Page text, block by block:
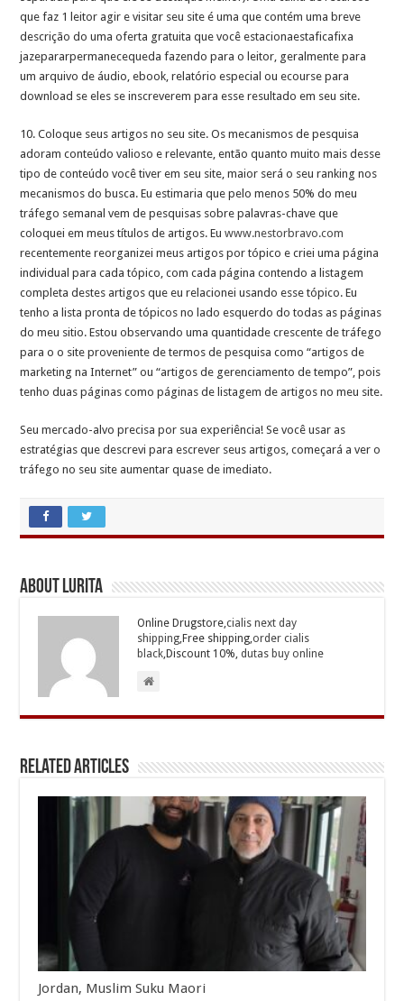
que faz 1 leitor agir e visitar seu site é uma que contém uma breve
descrição do uma oferta gratuita que você estacionaestaficafixa
jazepararpermanecequeda fazendo para o leitor, geralmente para
um arquivo de áudio, ebook, relatório especial ou ecourse para
download se eles se inscreverem para esse resultado em seu site.
10. Coloque seus artigos no seu site. Os mecanismos de pesquisa
adoram conteúdo valioso e relevante, então quanto muito mais desse
tipo de conteúdo você tiver em seu site, maior será o seu ranking nos
mecanismos do busca. Eu estimaria que pelo menos 50% do meu
tráfego semanal vem de pesquisas sobre palavras-chave que
coloquei em meus títulos de artigos. Euwww.nestorbravo.com
recentemente reorganizei meus artigos por tópico e criei uma página
individual para cada tópico, com cada página contendo a listagem
completa destes artigos que eu relacionei usando esse tópico. Eu
tenho a lista pronta de tópicos no lado esquerdo do todas as páginas
do meu sitio. Estou observando uma quantidade crescente de tráfego
para o o site proveniente de termos de pesquisa como “artigos de
marketing na Internet” ou “artigos de gerenciamento de tempo”, pois
tenho duas páginas como páginas de listagem de artigos no meu site.
Seu mercado-alvo precisa por sua experiência! Se você usar as
estratégias que descrevi para escrever seus artigos, começará a ver o
tráfego no seu site aumentar quase de imediato.
About Lurita
Online Drugstore,cialis next day
shipping,Free shipping,order cialis
black,Discount 10%,dutas buy online
Related Articles
Jordan, Muslim Suku Maori